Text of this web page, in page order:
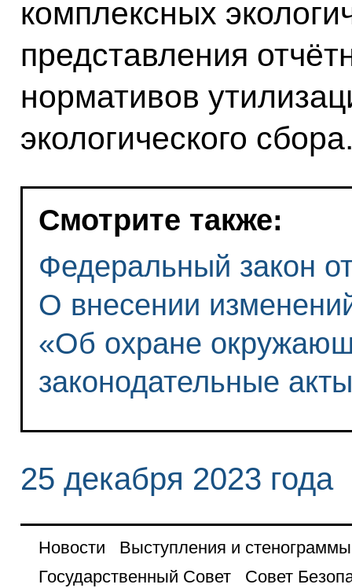
комплексных
представления
нормативов
экологического
Смотрите также:
Федеральный закон
О внесении
«Об охране
законодательные
25 декабря 2023 года
Новости
Выступления и стенограммы
Государственный Совет
Совет